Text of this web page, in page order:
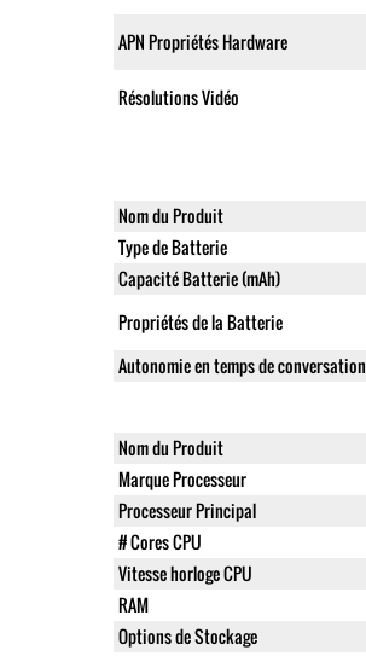
APN Propriétés Hardware
Résolutions Vidéo
Nom du Produit
Type de Batterie
Capacité Batterie (mAh)
Propriétés de la Batterie
Autonomie en temps de conversation
Nom du Produit
Marque Processeur
Processeur Principal
# Cores CPU
Vitesse horloge CPU
RAM
Options de Stockage